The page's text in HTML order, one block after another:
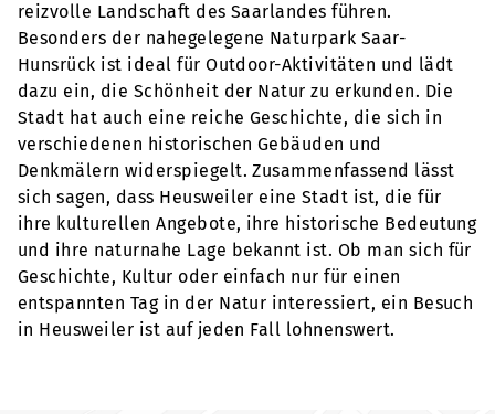
reizvolle Landschaft des Saarlandes führen.
Besonders der nahegelegene Naturpark Saar-
Hunsrück ist ideal für Outdoor-Aktivitäten und lädt
dazu ein, die Schönheit der Natur zu erkunden. Die
Stadt hat auch eine reiche Geschichte, die sich in
verschiedenen historischen Gebäuden und
Denkmälern widerspiegelt. Zusammenfassend lässt
sich sagen, dass Heusweiler eine Stadt ist, die für
ihre kulturellen Angebote, ihre historische Bedeutung
und ihre naturnahe Lage bekannt ist. Ob man sich für
Geschichte, Kultur oder einfach nur für einen
entspannten Tag in der Natur interessiert, ein Besuch
in Heusweiler ist auf jeden Fall lohnenswert.